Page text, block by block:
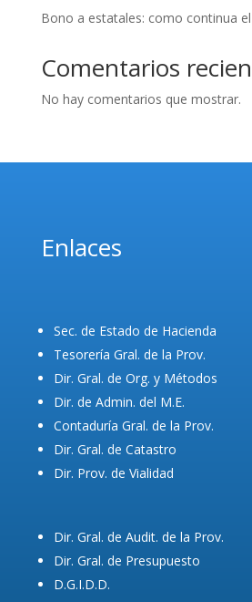
Bono a estatales: como continua
Comentarios
No hay comentarios que mostrar.
Enlaces
Sec. de Estado de Hacienda
Tesorería Gral. de la Prov.
Dir. Gral. de Org. y Métodos
Dir. de Admin. del M.E.
Contaduría Gral. de la Prov.
Dir. Gral. de Catastro
Dir. Prov. de Vialidad
Dir. Gral. de Audit. de la Prov.
Dir. Gral. de Presupuesto
D.G.I.D.D.